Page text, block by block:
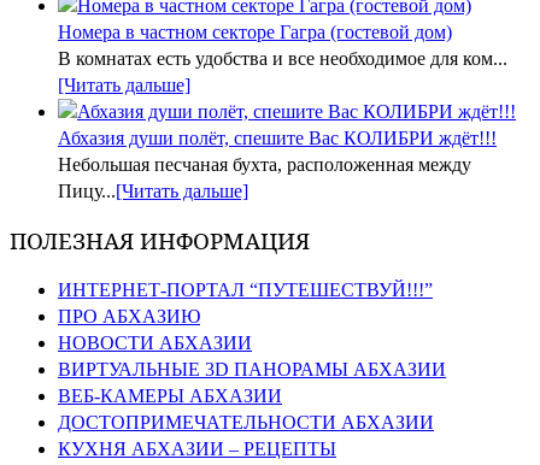
Номера в частном секторе Гагра (гостевой дом)
В комнатах есть удобства и все необходимое для ком...
[Читать дальше]
Абхазия души полёт, спешите Вас КОЛИБРИ ждёт!!!
Небольшая песчаная бухта, расположенная между
Пицу...[Читать дальше]
ПОЛЕЗНАЯ ИНФОРМАЦИЯ
ИНТЕРНЕТ-ПОРТАЛ “ПУТЕШЕСТВУЙ!!!”
ПРО АБХАЗИЮ
НОВОСТИ АБХАЗИИ
ВИРТУАЛЬНЫЕ 3D ПАНОРАМЫ АБХАЗИИ
ВЕБ-КАМЕРЫ АБХАЗИИ
ДОСТОПРИМЕЧАТЕЛЬНОСТИ АБХАЗИИ
КУХНЯ АБХАЗИИ – РЕЦЕПТЫ